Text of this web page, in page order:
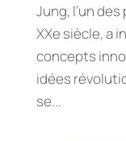
Jung, l’un
XXe siècle, a
concepts
idées
se...